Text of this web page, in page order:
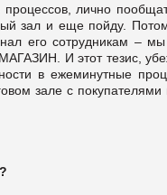
лично
зал и еще пойду.
его сотрудникам –
И этот тезис,
в ежеминутные
зале с покупателями